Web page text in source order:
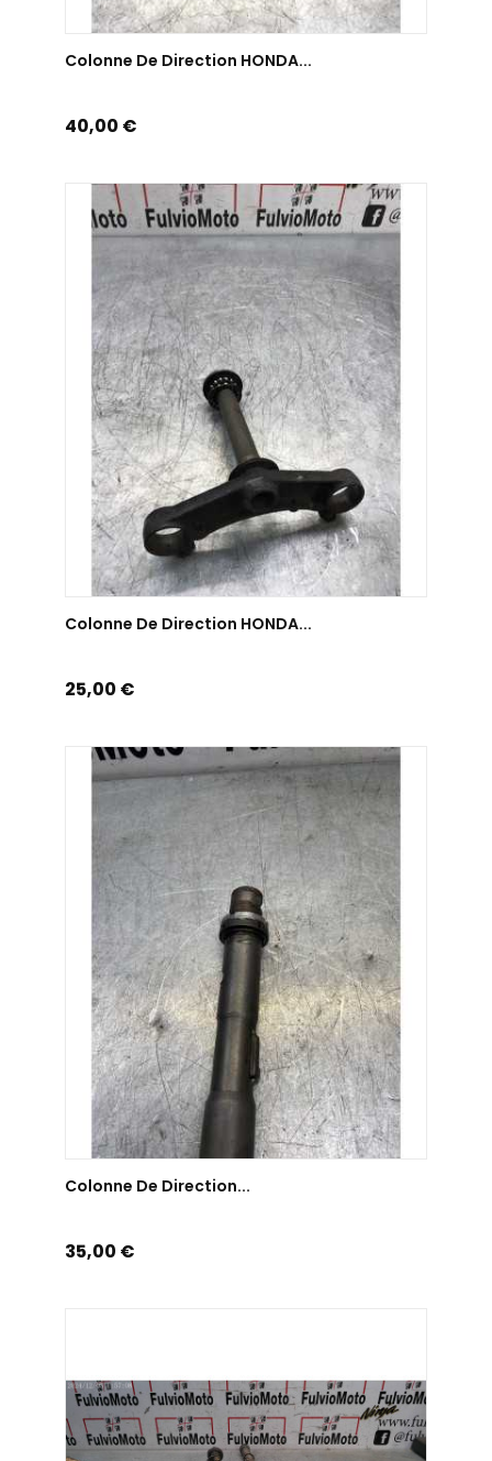
AJOUTER AU PANIER
Colonne De Direction HONDA...
Prix
40,00 €
AJOUTER AU PANIER
Colonne De Direction HONDA...
Prix
25,00 €
AJOUTER AU PANIER
Colonne De Direction...
Prix
35,00 €